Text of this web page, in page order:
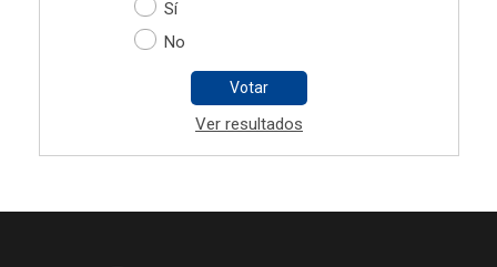
Sí
No
Votar
Ver resultados